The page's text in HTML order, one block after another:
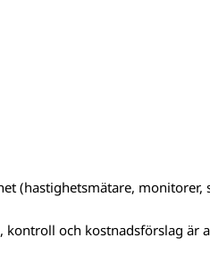
(hastighetsmätare, monitorer,
kontroll och kostnadsförslag är